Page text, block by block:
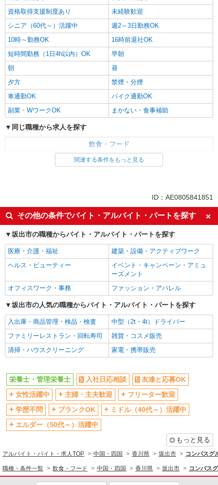
資格取得支援制度あり
未経験歓迎
シニア（60代～）活躍中
週2～3日勤務OK
10時～勤務OK
16時前退社OK
短時間勤務（1日4h以内）OK
早朝
朝
昼
夕方
禁煙・分煙
車通勤OK
バイク通勤OK
副業・WワークOK
まかない・食事補助
同じ職種から求人を探す
飲食・フード
社会保険あり
社員登用あり
未経験歓迎
週2～3日勤務OK
短時間勤務（1日4h以内）OK
車通勤OK
副業・WワークOK
まかない・食事補助
関連する条件をもっと見る
ID：AE0805841851
その他の条件でバイト・アルバイト・パートを探す
坂出市の職種からバイト・アルバイト・パートを探す
医療・介護・福祉
建築・設備・アクティブワーク
ヘルス・ビューティー
イベント・キャンペーン・アミュ
ーズメント
オフィスワーク・事務
ファッション・アパレル
坂出市の人気の職種からバイト・アルバイト・パートを探す
入出庫・商品管理・検品・検査
中型（2t・4t）ドライバー
ファミリーレストラン・回転寿司
雑貨・コスメ販売
清掃・ハウスクリーニング
家電・携帯販売
栄養士・管理栄養士 入社日応相談
友達と応募OK
女性活躍中
主婦・主夫歓迎
フリーター歓迎
学歴不問
ブランクOK
ミドル（40代～）活躍中
エルダー（50代～）活躍中
もっと見る
アルバイト・バイト・求人TOP 中国・四国 香川県 坂出市 コンパスグ
職種・条件一覧 飲食・フード 中国・四国 香川県 坂出市 コンパス